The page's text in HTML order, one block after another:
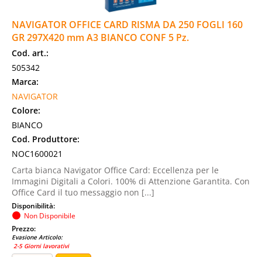
NAVIGATOR OFFICE CARD RISMA DA 250 FOGLI 160
GR 297X420 mm A3 BIANCO CONF 5 Pz.
Cod. art.:
505342
Marca:
NAVIGATOR
Colore:
BIANCO
Cod. Produttore:
NOC1600021
Carta bianca Navigator Office Card: Eccellenza per le
Immagini Digitali a Colori. 100% di Attenzione Garantita. Con
Office Card il tuo messaggio non [...]
Disponibilità:
Non Disponibile
Prezzo:
Evasione Articolo:
2-5 Giorni lavorativi